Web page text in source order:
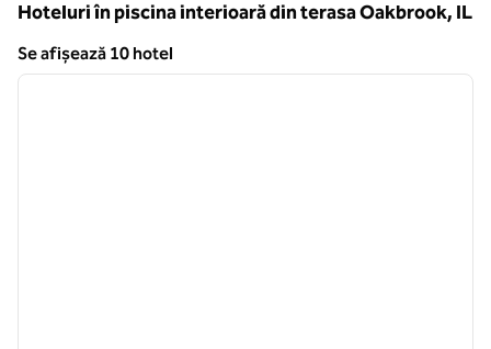
Hoteluri în piscina interioară din terasa Oakbrook, IL
Se afișează 10 hotel
Se afișează 10 hotel
1 din 12